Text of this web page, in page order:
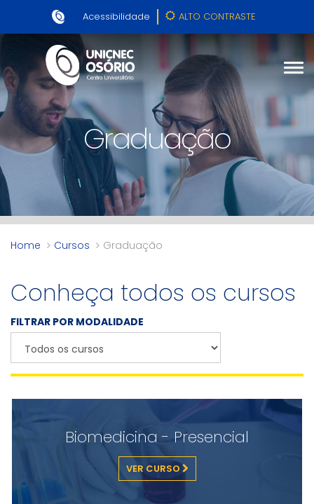
Acessibilidade ALTO CONTRASTE
Graduação
Home Cursos Graduação
Conheça todos os cursos
FILTRAR POR MODALIDADE
Biomedicina - Presencial
VER CURSO